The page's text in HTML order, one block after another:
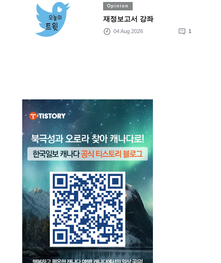
Opinion
재정보고서 강좌
04 Aug 2026 1